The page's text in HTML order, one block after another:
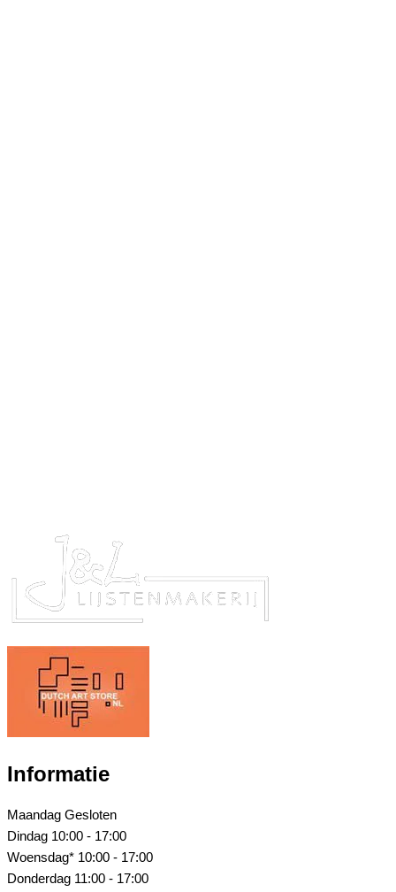
Informatie
Maandag Gesloten
Dindag 10:00 - 17:00
Woensdag* 10:00 - 17:00
Donderdag 11:00 - 17:00